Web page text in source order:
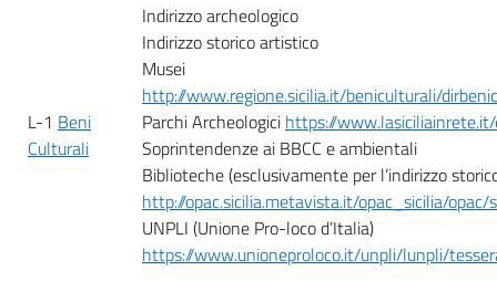
L-1 Beni
Culturali
Indirizzo archeologico
Indirizzo storico artistico
Musei
http://www.regione.sicilia.it/beniculturali/
Parchi Archeologici https://
Soprintendenze ai BBCC e ambientali
Biblioteche (esclusivamente per l’indirizzo
http://opac.sicilia.metavista.it/opac_sicilia/opac/
UNPLI (Unione Pro-loco d’Italia)
https://www.unioneproloco.it/unpli/lunpli/